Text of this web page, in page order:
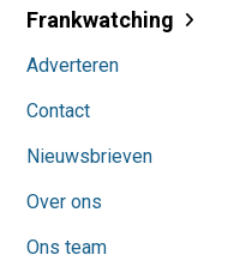
Frankwatching
Adverteren
Contact
Nieuwsbrieven
Over ons
Ons team